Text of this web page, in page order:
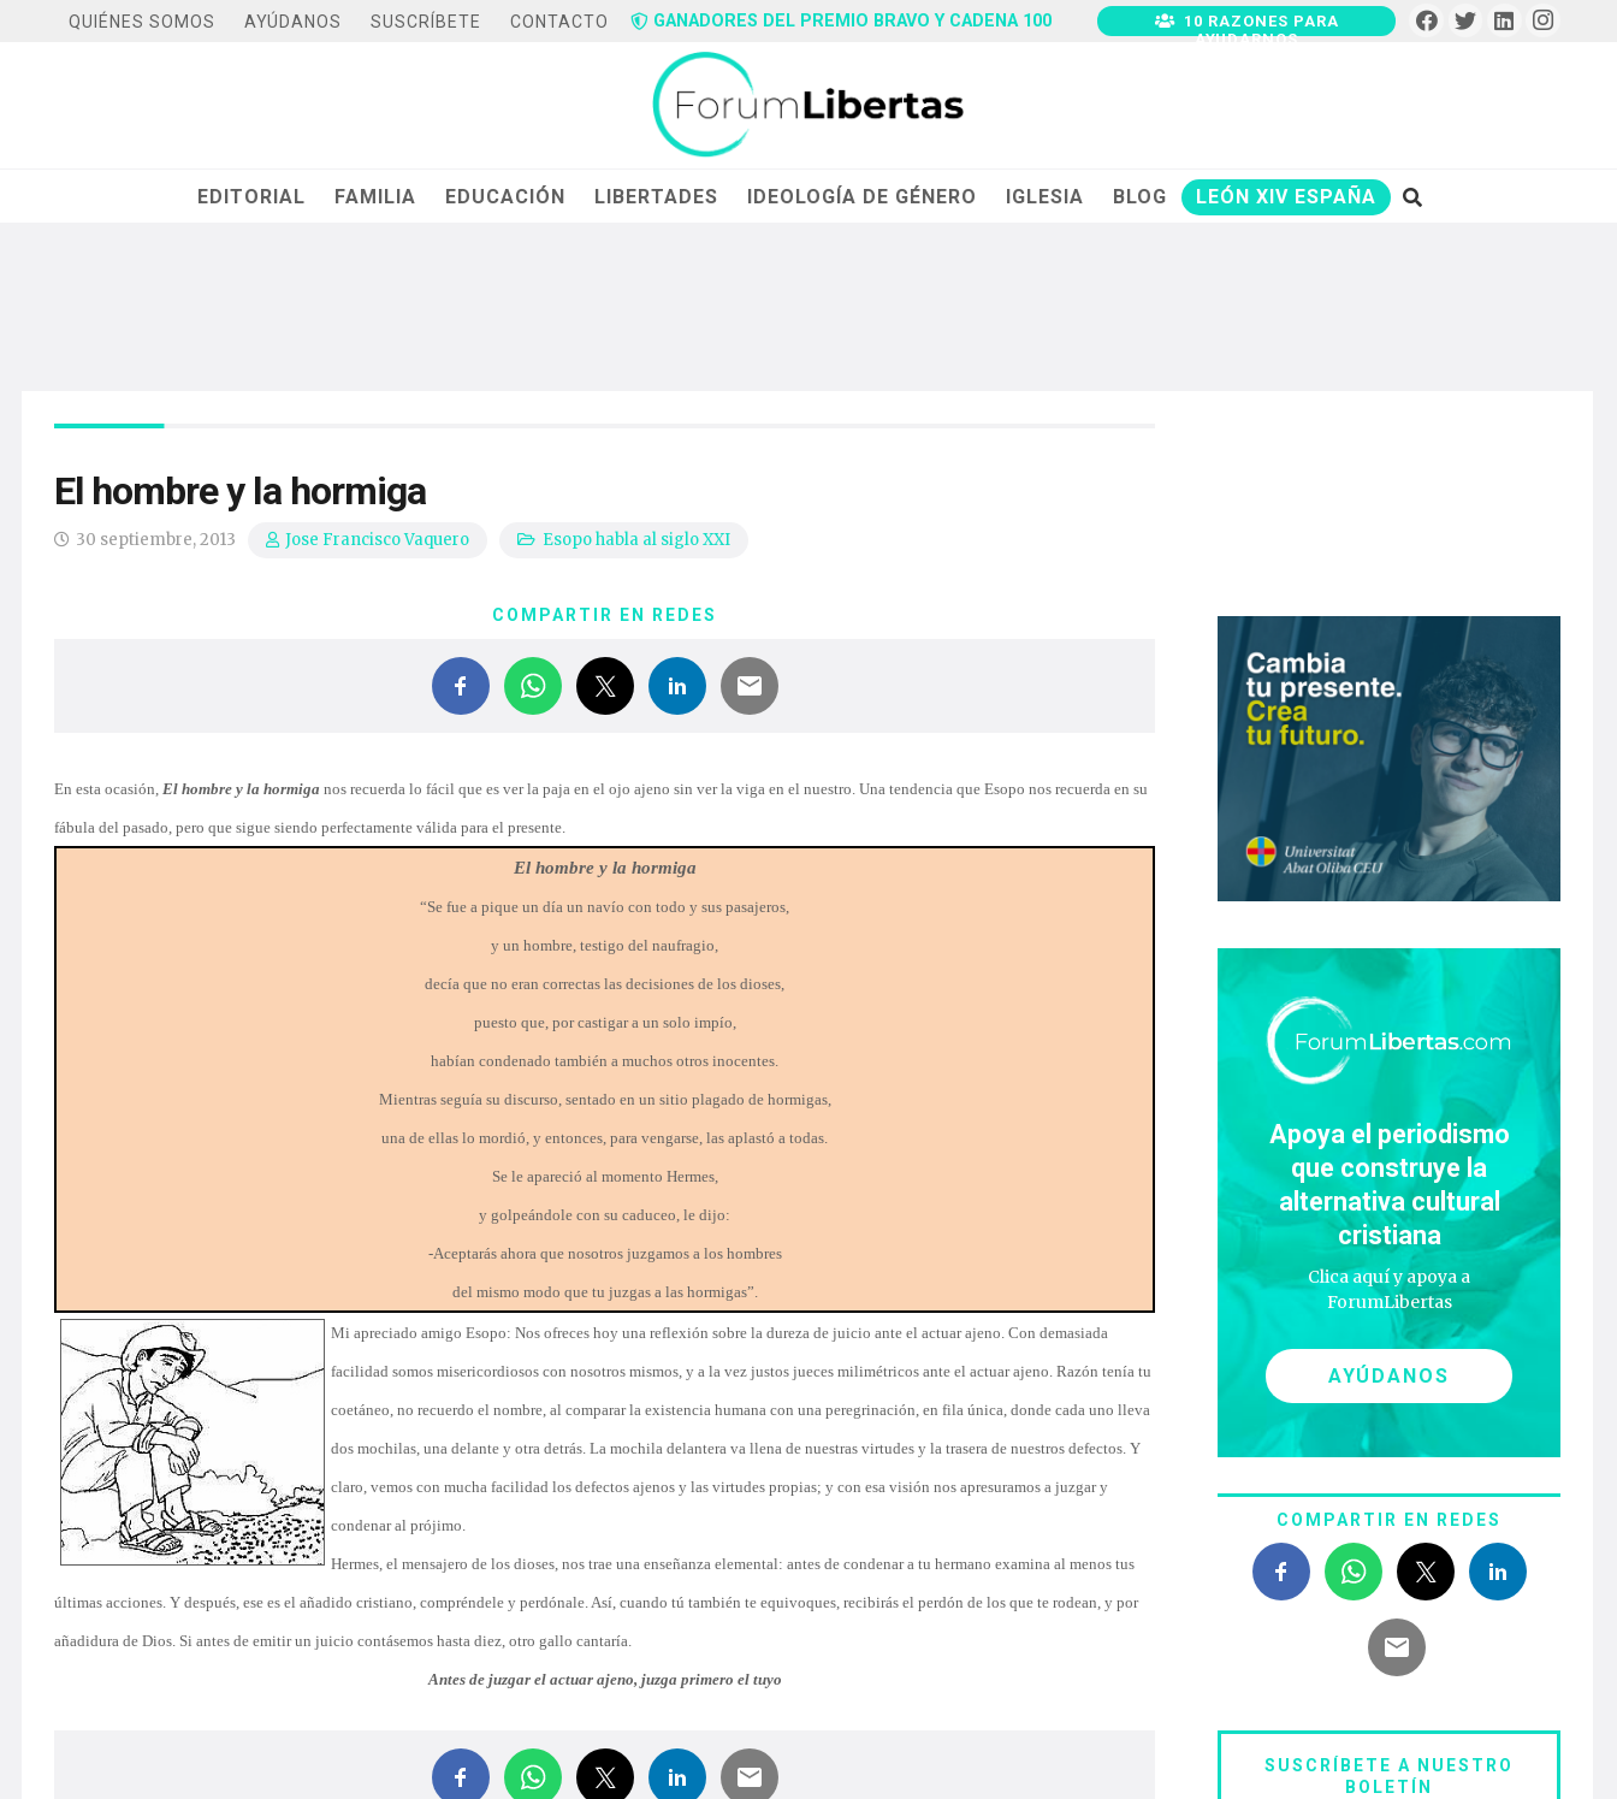
QUIÉNES SOMOS AYÚDANOS SUSCRÍBETE CONTACTO GANADORES DEL PREMIO BRAVO Y CADENA 100
10 RAZONES PARA
AYUDARNOS
EDITORIAL FAMILIA EDUCACIÓN LIBERTADES IDEOLOGÍA DE GÉNERO IGLESIA BLOG LEÓN XIV ESPAÑA
El hombre y la hormiga
30 septiembre, 2013 Jose Francisco Vaquero Esopo habla al siglo XXI
COMPARTIR EN REDES
En esta ocasión, El hombre y la hormiga nos recuerda lo fácil que es ver la paja en el ojo ajeno sin ver la viga en el nuestro. Una tendencia que Esopo nos recuerda en su
fábula del pasado, pero que sigue siendo perfectamente válida para el presente.
El hombre y la hormiga
“Se fue a pique un día un navío con todo y sus pasajeros,
y un hombre, testigo del naufragio,
decía que no eran correctas las decisiones de los dioses,
puesto que, por castigar a un solo impío,
habían condenado también a muchos otros inocentes.
Mientras seguía su discurso, sentado en un sitio plagado de hormigas,
una de ellas lo mordió, y entonces, para vengarse, las aplastó a todas.
Se le apareció al momento Hermes,
y golpeándole con su caduceo, le dijo:
-Aceptarás ahora que nosotros juzgamos a los hombres
del mismo modo que tu juzgas a las hormigas”.
Mi apreciado amigo Esopo: Nos ofreces hoy una reflexión sobre la dureza de juicio ante el actuar ajeno. Con demasiada
facilidad somos misericordiosos con nosotros mismos, y a la vez justos jueces milimétricos ante el actuar ajeno. Razón tenía tu
coetáneo, no recuerdo el nombre, al comparar la existencia humana con una peregrinación, en fila única, donde cada uno lleva
dos mochilas, una delante y otra detrás. La mochila delantera va llena de nuestras virtudes y la trasera de nuestros defectos. Y
claro, vemos con mucha facilidad los defectos ajenos y las virtudes propias; y con esa visión nos apresuramos a juzgar y
condenar al prójimo.
Hermes, el mensajero de los dioses, nos trae una enseñanza elemental: antes de condenar a tu hermano examina al menos tus
últimas acciones. Y después, ese es el añadido cristiano, compréndele y perdónale. Así, cuando tú también te equivoques, recibirás el perdón de los que te rodean, y por
añadidura de Dios. Si antes de emitir un juicio contásemos hasta diez, otro gallo cantaría.
Antes de juzgar el actuar ajeno, juzga primero el tuyo
Apoya el periodismo
que construye la
alternativa cultural
cristiana
Clica aquí y apoya a
ForumLibertas
AYÚDANOS
COMPARTIR EN REDES
SUSCRÍBETE A NUESTRO
BOLETÍN